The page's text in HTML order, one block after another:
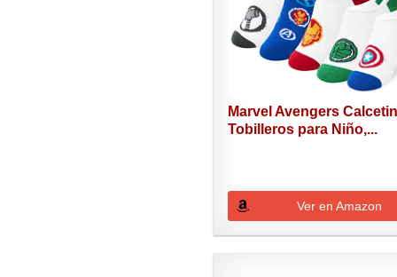
Marvel Avengers
Tobilleros para Niño,...
Ver en Amazon